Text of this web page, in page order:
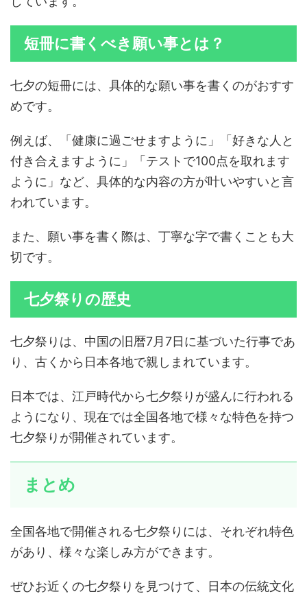
短冊に書くべき願い事とは？
七夕の短冊には、具体的な願い事を書くのがおすす
めです。
例えば、「健康に過ごせますように」「好きな人と
付き合えますように」「テストで100点を取れます
ように」など、具体的な内容の方が叶いやすいと言
われています。
また、願い事を書く際は、丁寧な字で書くことも大
切です。
七夕祭りの歴史
七夕祭りは、中国の旧暦7月7日に基づいた行事であ
り、古くから日本各地で親しまれています。
日本では、江戸時代から七夕祭りが盛んに行われる
ようになり、現在では全国各地で様々な特色を持つ
七夕祭りが開催されています。
まとめ
全国各地で開催される七夕祭りには、それぞれ特色
があり、様々な楽しみ方ができます。
ぜひお近くの七夕祭りを見つけて、日本の伝統文化